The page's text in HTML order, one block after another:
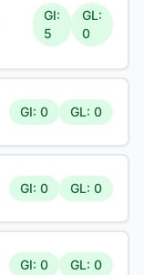
GI:
5
GL:
0
GI: 0 GL: 0
GI: 0 GL: 0
GI: 0 GL: 0